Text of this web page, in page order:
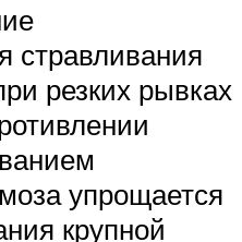
стравливания
резких рывках
упрощается
крупной